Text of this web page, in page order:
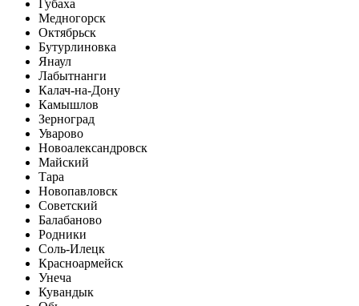
Губаха
Медногорск
Октябрьск
Бутурлиновка
Янаул
Лабытнанги
Калач-на-Дону
Камышлов
Зерноград
Уварово
Новоалександровск
Майский
Тара
Новопавловск
Советский
Балабаново
Родники
Соль-Илецк
Красноармейск
Унеча
Кувандык